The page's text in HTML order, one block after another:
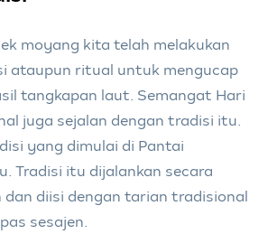
moyang kita telah melakukan
ataupun ritual untuk mengucap
tangkapan laut. Semangat Hari
juga sejalan dengan tradisi itu.
yang dimulai di Pantai
Tradisi itu dijalankan secara
diisi dengan tarian tradisional
sesajen.